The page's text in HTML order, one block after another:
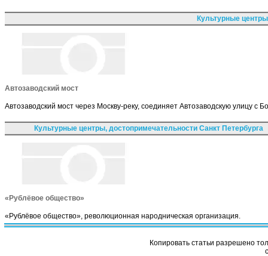
Культурные
Автозаводский мост
Автозаводский мост через Москву-реку, соединяет Автозаводскую улицу с
Культурные центры, достопримечательности Санкт Петербурга
«Рублёвое общество»
«Рублёвое общество», революционная народническая организация.
Копировать статьи разрешено